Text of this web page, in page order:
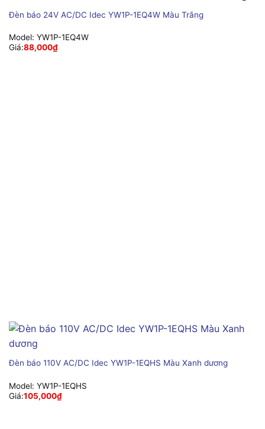
Đèn báo 24V AC/DC Idec YW1P-1EQ4W Màu Trắng
Model: YW1P-1EQ4W
Giá:88,000₫
Đèn báo 110V AC/DC Idec YW1P-1EQHS Màu Xanh dương
Model: YW1P-1EQHS
Giá:105,000₫